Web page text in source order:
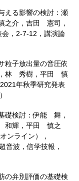
える影響の検討：瀬
介，吉田 憲司，
，2-7-12，講演論
粒子放出量の音圧依
林 秀樹，平田 慎
年秋季研究発表
礎検討：伊能 舞，
輝，平田 慎之
ンライン），
波，信学技報，
の弁別評価の基礎検